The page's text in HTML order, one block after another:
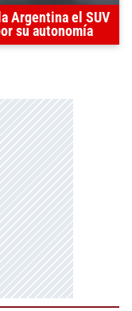
Argentina el SUV
su autonomía